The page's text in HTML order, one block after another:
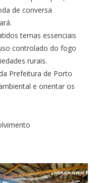
de conversa
temas essenciais
controlado do fogo
rurais.
Prefeitura de Porto
e orientar os